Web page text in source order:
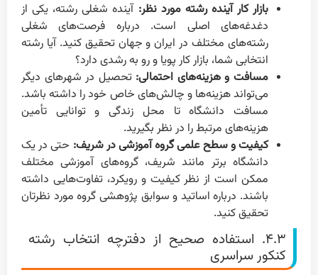
بازار کار آینده رشته مورد نظر: آینده شغلی رشته، یکی از
دغدغه‌های اصلی است. درباره فرصت‌های شغلی
رشته‌های مختلف در ایران و جهان تحقیق کنید. آیا رشته
انتخابی شما، بازار کار پویا و رو به رشدی دارد؟
مسافت و هزینه‌های احتمالی: تحصیل در شهرهای دیگر
می‌تواند هزینه‌ها و چالش‌های خاص خود را داشته باشد.
مسافت دانشگاه تا محل زندگی و توانایی تأمین
هزینه‌های مرتبط را در نظر بگیرید.
کیفیت و سطح علمی گروه آموزشی در شریف: حتی در یک
دانشگاه برتر مانند شریف، گروه‌های آموزشی مختلف
ممکن است از نظر کیفیت و رویکرد، تفاوت‌هایی داشته
باشند. درباره اساتید و سوابق پژوهشی گروه مورد نظرتان
تحقیق کنید.
۴.۳. استفاده صحیح از دفترچه انتخاب رشته
کنکور سراسری